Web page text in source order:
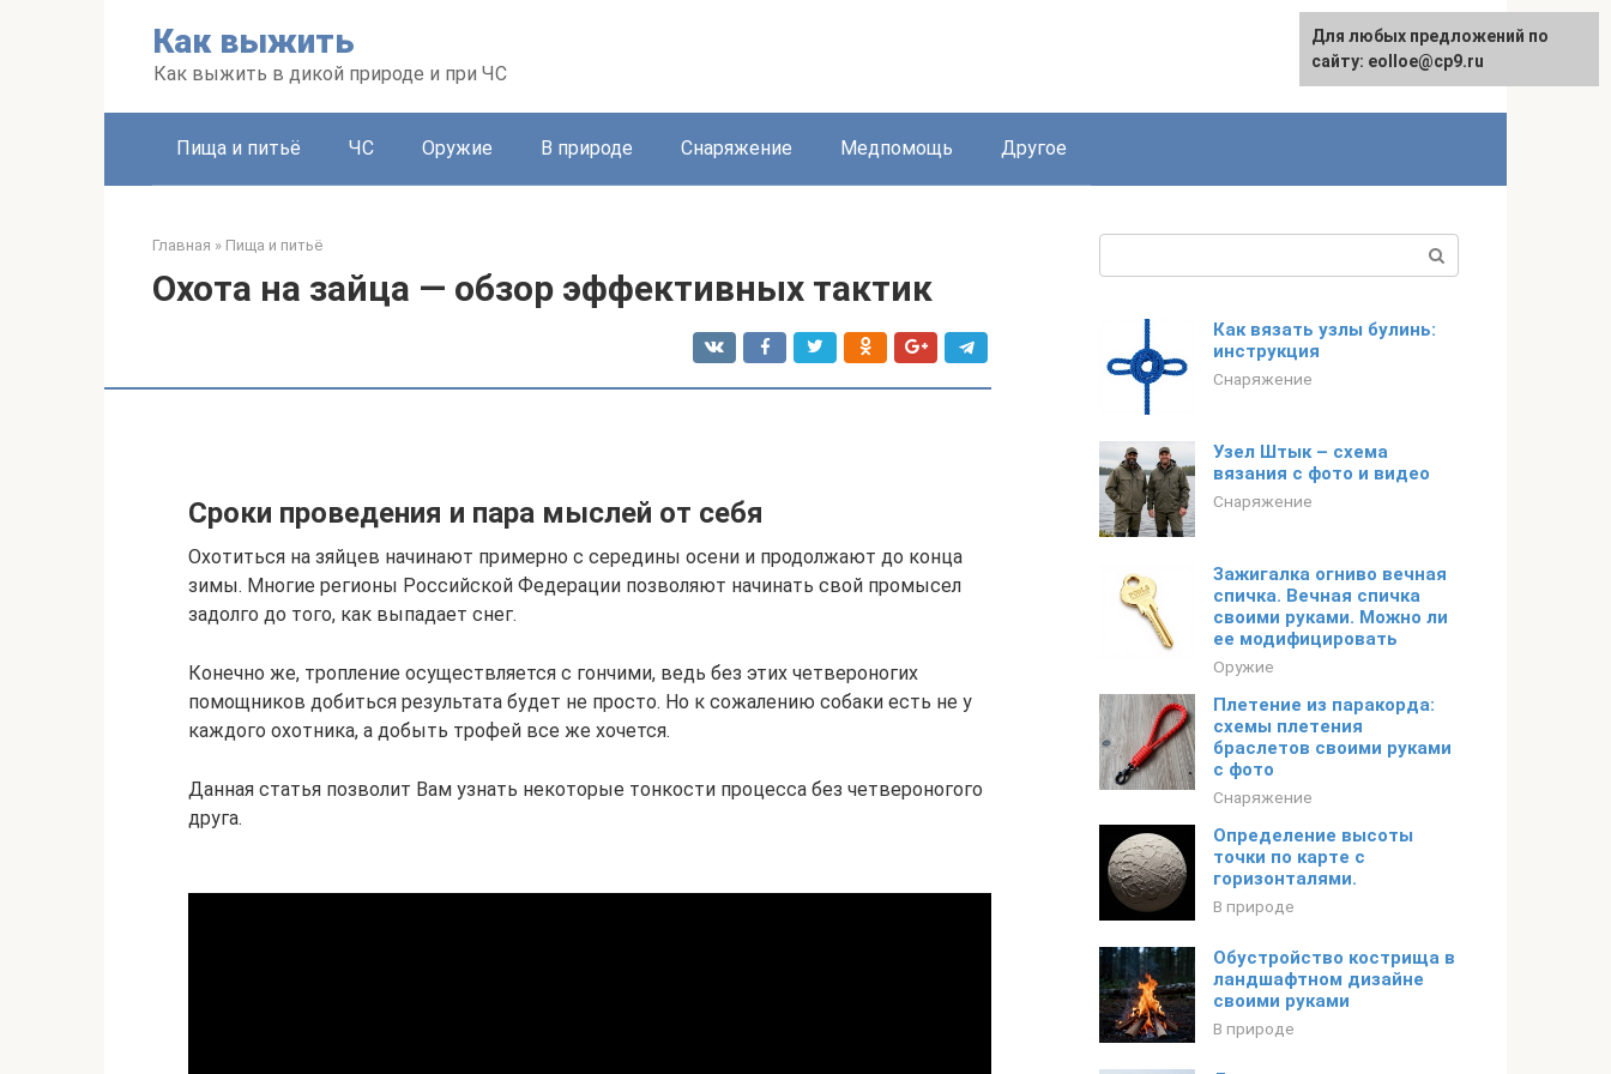
Как выжить
Как выжить в дикой природе и при ЧС
Пища и питьё ЧС Оружие В природе Снаряжение Медпомощь Другое
Главная » Пища и питьё
Охота на зайца — обзор эффективных тактик
Сроки проведения и пара мыслей от себя
Охотиться на зяйцев начинают примерно с середины осени и продолжают до конца
зимы. Многие регионы Российской Федерации позволяют начинать свой промысел
задолго до того, как выпадает снег.
Конечно же, тропление осуществляется с гончими, ведь без этих четвероногих
помощников добиться результата будет не просто. Но к сожалению собаки есть не у
каждого охотника, а добыть трофей все же хочется.
Данная статья позволит Вам узнать некоторые тонкости процесса без четвероногого
друга.
Как вязать узлы булинь:
инструкция
Снаряжение
Узел Штык – схема
вязания с фото и видео
Снаряжение
Зажигалка огниво вечная
спичка. Вечная спичка
своими руками. Можно ли
ее модифицировать
Оружие
Плетение из паракорда:
схемы плетения
браслетов своими руками
с фото
Снаряжение
Определение высоты
точки по карте с
горизонталями.
В природе
Обустройство кострища в
ландшафтном дизайне
своими руками
В природе
Для любых предложений по
сайту: eolloe@cp9.ru